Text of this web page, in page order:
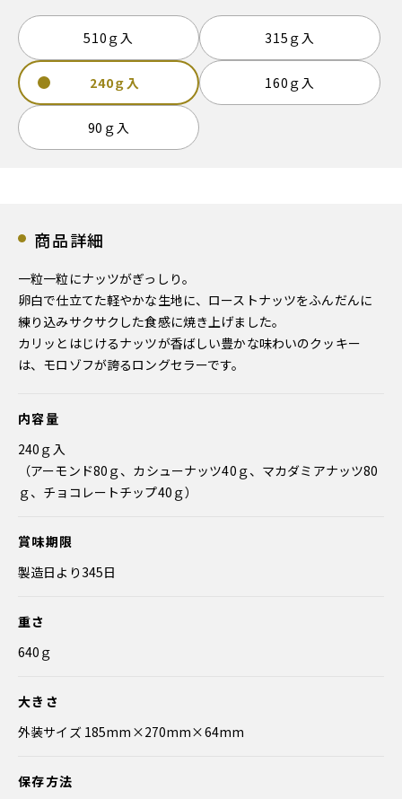
510ｇ入 315ｇ入
240ｇ入 160ｇ入
90ｇ入
商品詳細
一粒一粒にナッツがぎっしり。
卵白で仕立てた軽やかな生地に、ローストナッツをふんだんに
練り込みサクサクした食感に焼き上げました。
カリッとはじけるナッツが香ばしい豊かな味わいのクッキー
は、モロゾフが誇るロングセラーです。
内容量
240ｇ入
（アーモンド80ｇ、カシューナッツ40ｇ、マカダミアナッツ80
ｇ、チョコレートチップ40ｇ）
賞味期限
製造日より345日
重さ
640ｇ
大きさ
外装サイズ 185mm×270mm×64mm
保存方法